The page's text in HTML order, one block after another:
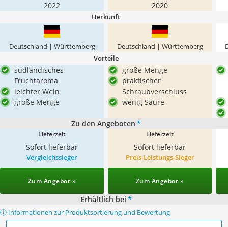
2022 2020
Herkunft
Deutschland | Württemberg Deutschland | Württemberg
Vorteile
südländisches
Fruchtaroma
leichter Wein
große Menge
große Menge
praktischer
Schraubverschluss
wenig Säure
Zu den Angeboten *
Lieferzeit
Sofort lieferbar
Lieferzeit
Sofort lieferbar
Vergleichssieger
Zum Angebot »
Preis-Leistungs-Sieger
Zum Angebot »
Erhältlich bei *
ⓘ Informationen zur Produktsortierung und Bewertung